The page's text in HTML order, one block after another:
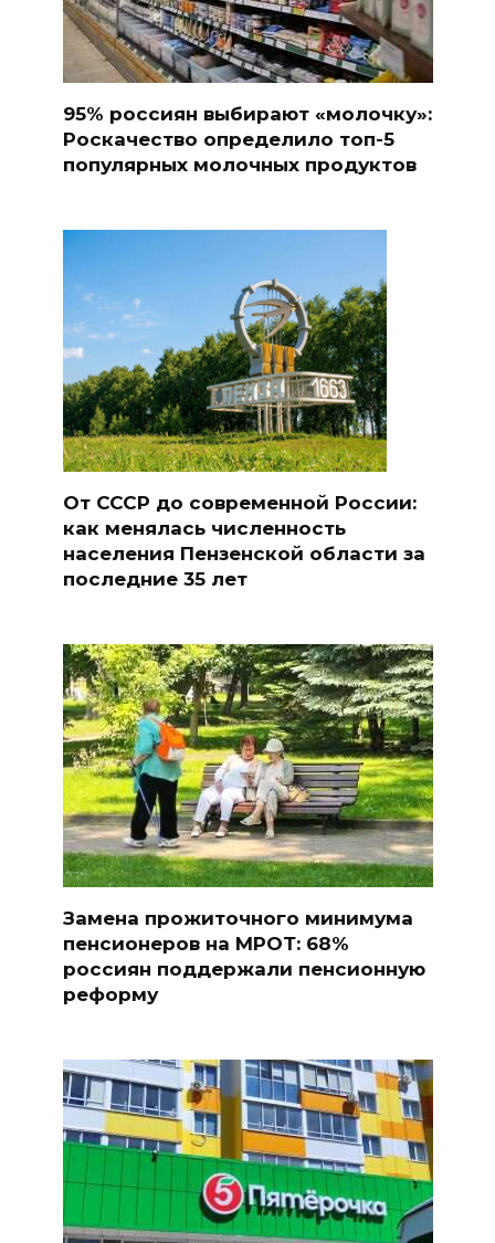
95% россиян выбирают «молочку»:
Роскачество определило топ-5
популярных молочных продуктов
От СССР до современной России:
как менялась численность
населения Пензенской области за
последние 35 лет
Замена прожиточного минимума
пенсионеров на МРОТ: 68%
россиян поддержали пенсионную
реформу